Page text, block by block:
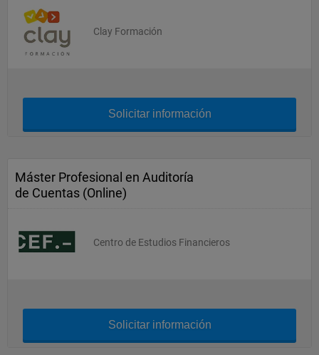
Clay Formación
Solicitar información
Máster Profesional en Auditoría
de Cuentas (Online)
Centro de Estudios Financieros
Solicitar información